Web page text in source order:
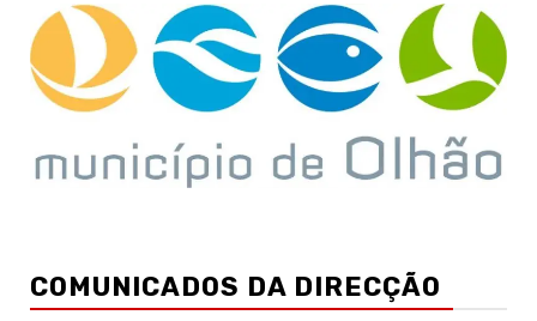
COMUNICADOS DA DIRECÇÃO